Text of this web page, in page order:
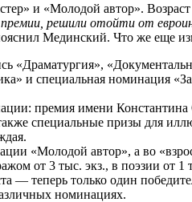
и «Молодой автор».
решили отойти от
Мединский. Что же еще
«Драматургия»,
и специальная номинация
премия имени
специальные призы для
«Молодой автор», а во
от 3 тыс. экз., в поэзии от 1
— теперь только один
номинациях.